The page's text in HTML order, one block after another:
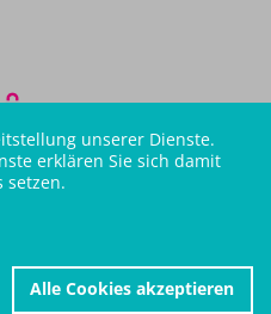
unserer Dienste.
erklären Sie sich damit
setzen.
Alle Cookies akzeptieren